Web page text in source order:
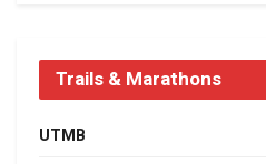
Trails & Marathons
UTMB